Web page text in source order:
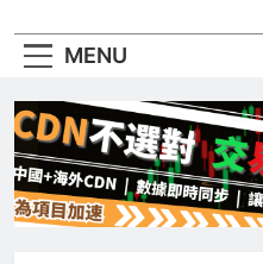
主
Strategy再賣比特幣！
MENU